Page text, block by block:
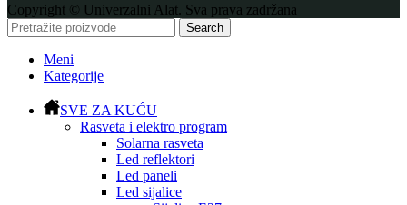
Copyright © Univerzalni Alat. Sva prava zadržana
Search
Meni
Kategorije
SVE ZA KUĆU
Rasveta i elektro program
Solarna rasveta
Led reflektori
Led paneli
Led sijalice